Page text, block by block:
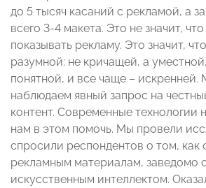
до 5 тысяч касаний с рекламой, а
всего 3-4 макета. Это не значит,
показывать рекламу. Это значит,
разумной: не кричащей, а
понятной, и все чаще – искренней.
наблюдаем явный запрос на
контент. Современные технологии
нам в этом помочь. Мы провели
спросили респондентов о том, как
рекламным материалам, заведомо
искусственным интеллектом.